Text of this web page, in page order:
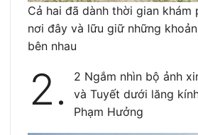
Cả hai đã dành thời gian khám
nơi đây và lữu giữ những
bên nhau
2.
2 Ngắm nhìn bộ ảnh
và Tuyết dưới lăng
Phạm Hưởng